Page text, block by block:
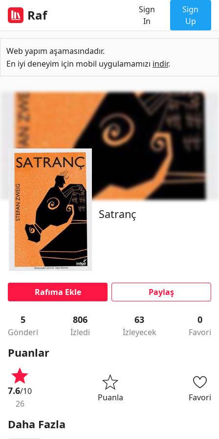
Raf
Sign
In
Sign
Up
Web yapım aşamasındadır.
En iyi deneyim için mobil uygulamamızı indir.
Satranç
Rafıma Ekle Paylaş
5
Gönderi
806
İzledi
63
İzleyecek
0
Favori
Puanlar
7.6/10
26
Puanla Favori
Daha Fazla